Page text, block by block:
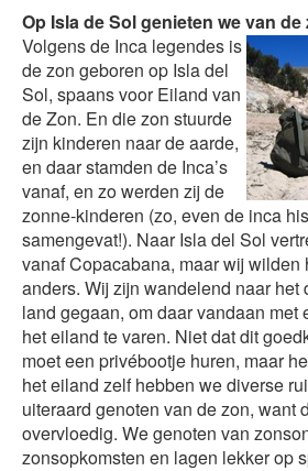
Op Isla de Sol genieten we van
Volgens de Inca legendes is
de zon geboren op Isla del
Sol, spaans voor Eiland van
de Zon. En die zon stuurde
zijn kinderen naar de aarde,
en daar stamden de Inca’s
vanaf, en zo werden zij de
zonne-kinderen (zo, even de inca
samengevat!). Naar Isla del Sol
vanaf Copacabana, maar wij wilden
anders. Wij zijn wandelend naar het
land gegaan, om daar vandaan met
het eiland te varen. Niet dat dit
moet een privébootje huren, maar
het eiland zelf hebben we diverse
uiteraard genoten van de zon, want
overvloedig. We genoten van
zonsopkomsten en lagen lekker op